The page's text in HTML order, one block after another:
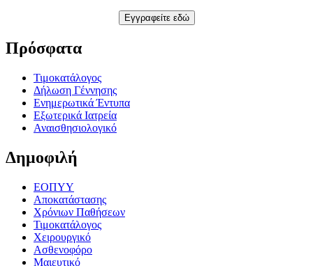
Εγγραφείτε εδώ
Πρόσφατα
Τιμοκατάλογος
Δήλωση Γέννησης
Ενημερωτικά Έντυπα
Εξωτερικά Ιατρεία
Αναισθησιολογικό
Δημοφιλή
ΕΟΠΥΥ
Αποκατάστασης
Χρόνιων Παθήσεων
Τιμοκατάλογος
Χειρουργικό
Ασθενοφόρο
Μαιευτικό